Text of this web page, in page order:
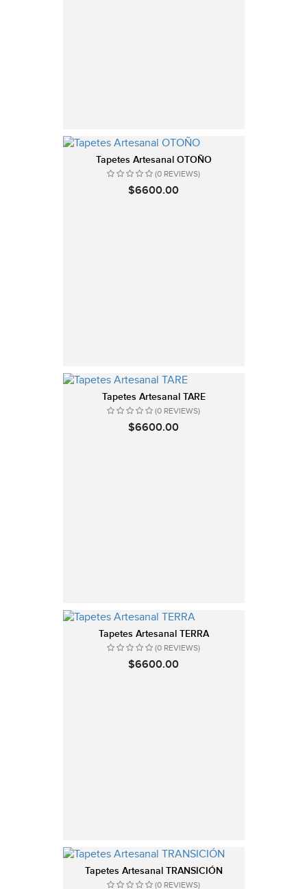
Tapetes Artesanal OTOÑO
(0 REVIEWS)
$6600.00
Tapetes Artesanal TARE
(0 REVIEWS)
$6600.00
Tapetes Artesanal TERRA
(0 REVIEWS)
$6600.00
Tapetes Artesanal TRANSICIÓN
(0 REVIEWS)